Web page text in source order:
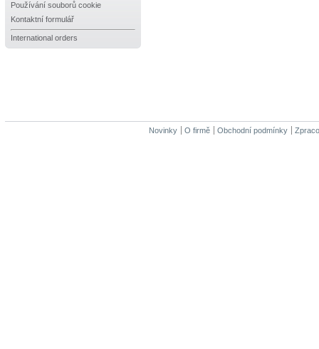
Používání souborů cookie
Kontaktní formulář
International orders
Novinky O firmě Obchodní podmínky